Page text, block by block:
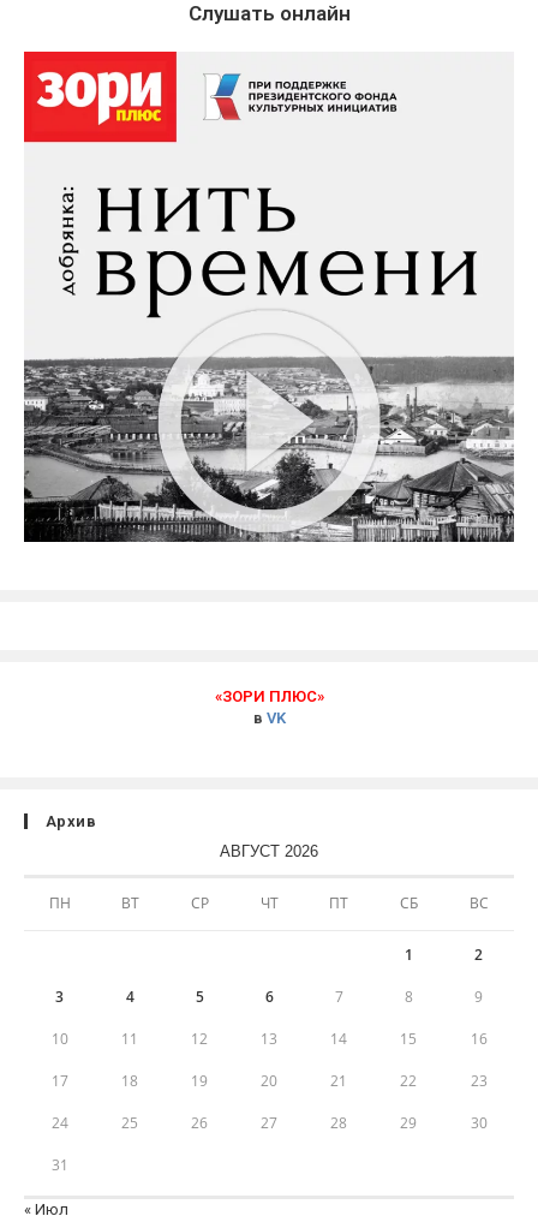
Слушать онлайн
«ЗОРИ ПЛЮС»
в VK
Архив
АВГУСТ 2026
ПН ВТ СР ЧТ ПТ СБ ВС
1 2
3 4 5 6 7 8 9
10 11 12 13 14 15 16
17 18 19 20 21 22 23
24 25 26 27 28 29 30
31
« Июл